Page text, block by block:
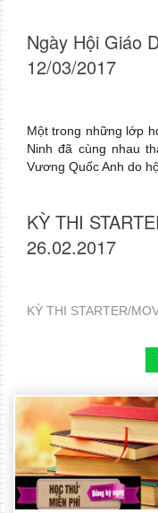
Ngày Hội Giáo
12/03/2017
Một trong những lớp
Ninh đã cùng nhau
Vương Quốc Anh do
KỲ THI
26.02.2017
KỲ THI STARTER/